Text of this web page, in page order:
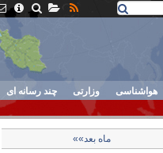
هواشناسی وزارتی چند رسانه ای
ماه بعد»»